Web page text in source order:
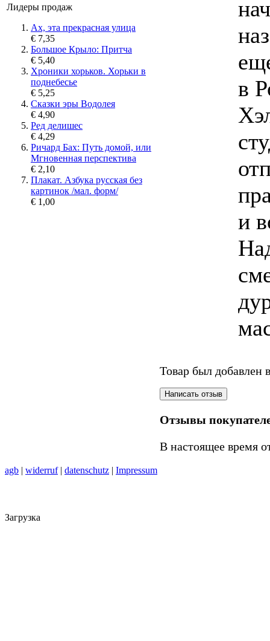
Лидеры продаж
Ах, эта прекрасная улица
€ 7,35
Большое Крыло: Притча
€ 5,40
Хроники хорьков. Хорьки в
поднебесье
€ 5,25
Сказки эры Водолея
€ 4,90
Ред делишес
€ 4,29
Ричард Бах: Путь домой, или
Мгновенная перспектива
€ 2,10
Плакат. Азбука русская без
картинок /мал. форм/
€ 1,00
в
и
Товар был добавлен
Отзывы
В настоящее время
agb | widerruf| datenschutz | Impressum
Загрузка